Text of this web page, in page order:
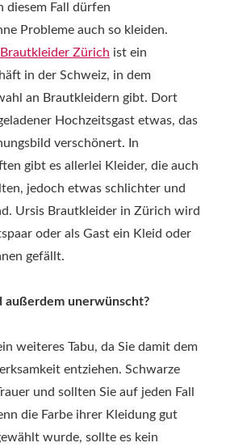
diesem Fall dürfen
Probleme auch so kleiden.
Brautkleider Zürich ist ein
in der Schweiz, in dem
an Brautkleidern gibt. Dort
Hochzeitsgast etwas, das
verschönert. In
gibt es allerlei Kleider, die auch
jedoch etwas schlichter und
Ursis Brautkleider in Zürich wird
oder als Gast ein Kleid oder
gefällt.
außerdem unerwünscht?
weiteres Tabu, da Sie damit dem
entziehen. Schwarze
und sollten Sie auf jeden Fall
die Farbe ihrer Kleidung gut
wurde, sollte es kein